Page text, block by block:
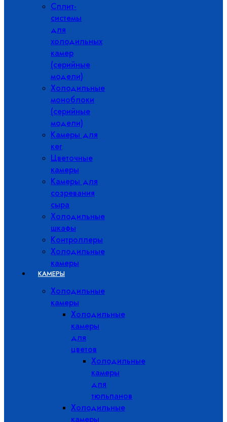
Сплит-
системы
для
холодильных
камер
(серийные
модели)
Холодильные
моноблоки
(серийные
модели)
Камеры для
кег
Цветочные
камеры
Камеры для
созревания
сыра
Холодильные
шкафы
Контроллеры
Холодильные
камеры
КАМЕРЫ
Холодильные
камеры
Холодильные
камеры
для
цветов
Холодильные
камеры
для
тюльпанов
Холодильные
камеры